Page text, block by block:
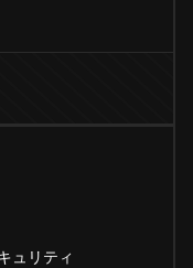
ュリティ